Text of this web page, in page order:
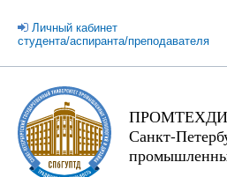
Личный кабинет
студента/аспиранта/преподавателя
Санкт-